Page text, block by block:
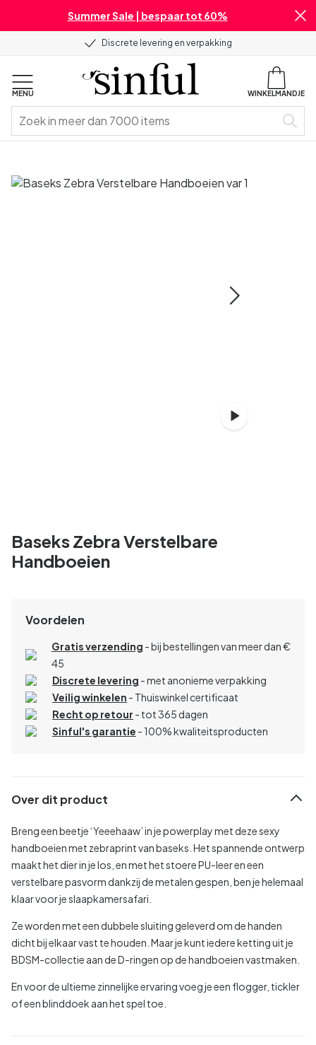
Summer Sale | bespaar tot 60%
Discrete levering en verpakking
MENU WINKELMANDJE
Baseks Zebra Verstelbare
Handboeien
Voordelen
Gratis verzending - bij bestellingen van meer dan €
45
Discrete levering - met anonieme verpakking
Veilig winkelen - Thuiswinkel certificaat
Recht op retour - tot 365 dagen
Sinful's garantie - 100% kwaliteitsproducten
Over dit product
Breng een beetje ‘Yeeehaaw’ in je powerplay met deze sexy
handboeien met zebraprint van baseks. Het spannende ontwerp
maakt het dier in je los, en met het stoere PU-leer en een
verstelbare pasvorm dankzij de metalen gespen, ben je helemaal
klaar voor je slaapkamersafari.
Ze worden met een dubbele sluiting geleverd om de handen
dicht bij elkaar vast te houden. Maar je kunt iedere ketting uit je
BDSM-collectie aan de D-ringen op de handboeien vastmaken.
En voor de ultieme zinnelijke ervaring voeg je een flogger, tickler
of een blinddoek aan het spel toe.